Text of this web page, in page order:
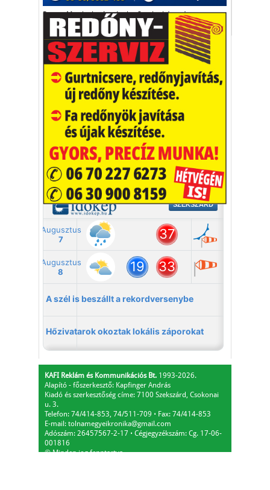
Rupert Murdoch Ann Lesley Smith házasság
Kaktusz
Vakációs őrület
A nyaralás extrém
helyzeteket teremt, nagyon
sokan kalandot, kihívást
keresnek.
Vélemény rovat cikkei
Újságlapozó
A nagyvilág képekben
KAFI Reklám és Kommunikációs Bt. 1993-2026.
Alapító - főszerkesztő: Kapfinger András
Kiadó és szerkesztőség címe: 7100 Szekszárd, Csokonai
u. 3.
Telefon: 74/414-853, 74/511-709 ⋅ Fax: 74/414-853
E-mail: tolnamegyeikronika@gmail.com
Adószám: 26457567-2-17 ⋅ Cégjegyzékszám: Cg. 17-06-
001816
© Minden jog fenntartva.